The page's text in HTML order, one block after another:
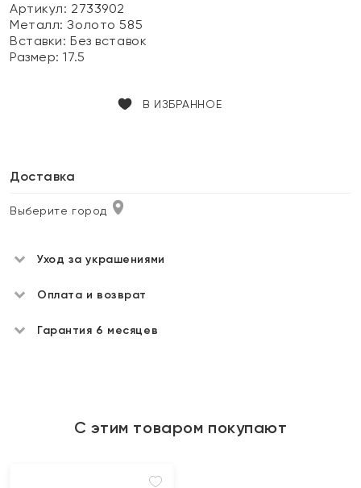
Артикул: 2733902
Металл:Золото 585
Вставки:Без вставок
Размер:17.5
В ИЗБРАННОЕ
Доставка
Выберите город
Уход за украшениями
Оплата и возврат
Гарантия 6 месяцев
С этим товаром покупают